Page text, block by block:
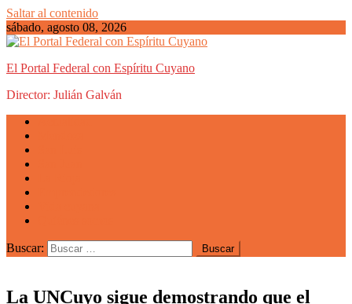
Saltar al contenido
sábado, agosto 08, 2026
El Portal Federal con Espíritu Cuyano
Director: Julián Galván
Buscar:
La UNCuyo sigue demostrando que el